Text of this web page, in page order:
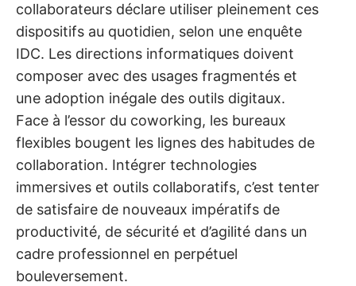
collaborateurs déclare utiliser pleinement ces
dispositifs au quotidien, selon une enquête
IDC. Les directions informatiques doivent
composer avec des usages fragmentés et
une adoption inégale des outils digitaux.
Face à l’essor du coworking, les bureaux
flexibles bougent les lignes des habitudes de
collaboration. Intégrer technologies
immersives et outils collaboratifs, c’est tenter
de satisfaire de nouveaux impératifs de
productivité, de sécurité et d’agilité dans un
cadre professionnel en perpétuel
bouleversement.